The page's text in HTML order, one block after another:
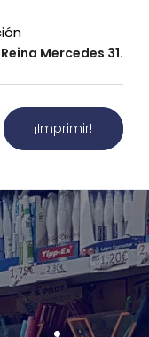
Mercedes 31.
¡Imprimir!